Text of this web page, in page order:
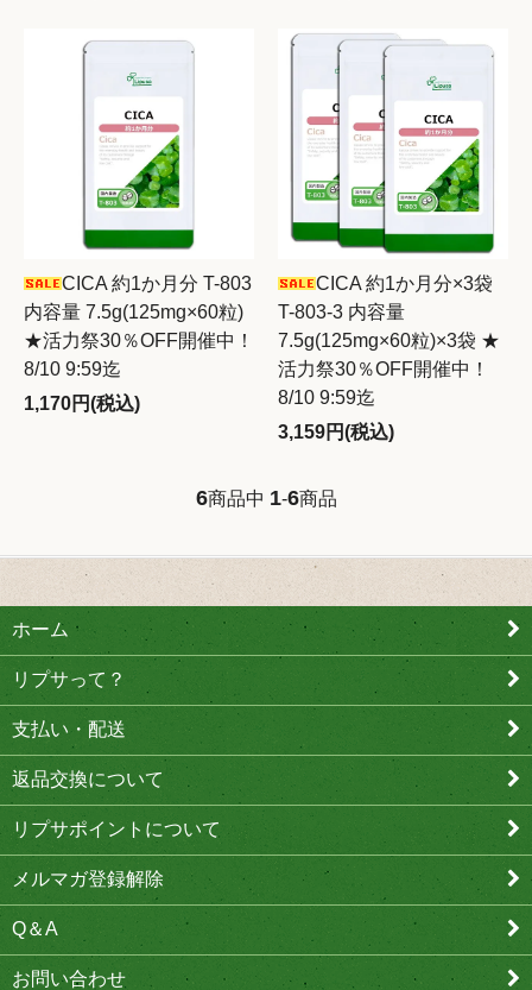
CICA 約1か月分 T-803
内容量 7.5g(125mg×60粒)
★活力祭30％OFF開催中！
8/10 9:59迄
1,170円(税込)
CICA 約1か月分×3袋
T-803-3 内容量
7.5g(125mg×60粒)×3袋 ★
活力祭30％OFF開催中！
8/10 9:59迄
3,159円(税込)
6商品中 1-6商品
ホーム
リプサって？
支払い・配送
返品交換について
リプサポイントについて
メルマガ登録解除
Q＆A
お問い合わせ